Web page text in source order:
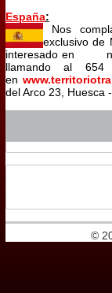
España:
Nos
exclusivo de
interesado en
llamando al
en
del Arco 23, Huesca
©